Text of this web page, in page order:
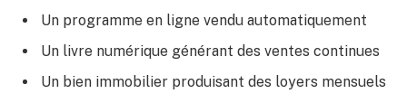
Un programme en ligne vendu automatiquement
Un livre numérique générant des ventes continues
Un bien immobilier produisant des loyers mensuels